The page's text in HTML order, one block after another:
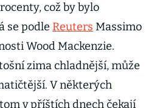
což by bylo
se podle Reuters Massimo
Wood Mackenzie.
zima chladnější, může
V některých
v příštích dnech čekají